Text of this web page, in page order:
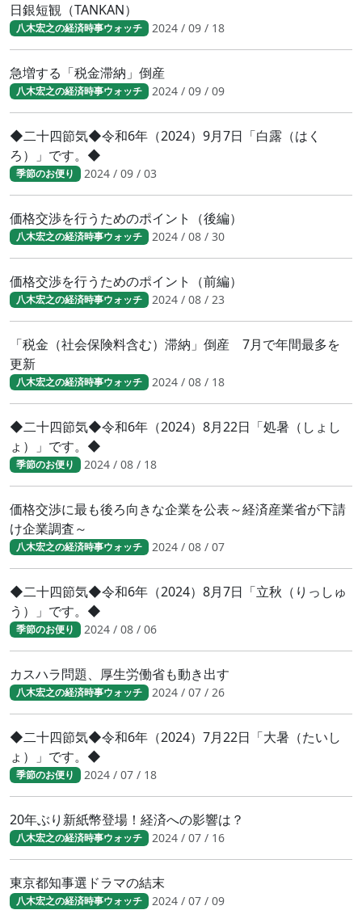
日銀短観（TANKAN）
八木宏之の経済時事ウォッチ 2024 / 09 / 18
急増する「税金滞納」倒産
八木宏之の経済時事ウォッチ 2024 / 09 / 09
◆二十四節気◆令和6年（2024）9月7日「白露（はく
ろ）」です。◆
季節のお便り 2024 / 09 / 03
価格交渉を行うためのポイント（後編）
八木宏之の経済時事ウォッチ 2024 / 08 / 30
価格交渉を行うためのポイント（前編）
八木宏之の経済時事ウォッチ 2024 / 08 / 23
「税金（社会保険料含む）滞納」倒産 7月で年間最多を
更新
八木宏之の経済時事ウォッチ 2024 / 08 / 18
◆二十四節気◆令和6年（2024）8月22日「処暑（しょし
ょ）」です。◆
季節のお便り 2024 / 08 / 18
価格交渉に最も後ろ向きな企業を公表～経済産業省が下請
け企業調査～
八木宏之の経済時事ウォッチ 2024 / 08 / 07
◆二十四節気◆令和6年（2024）8月7日「立秋（りっしゅ
う）」です。◆
季節のお便り 2024 / 08 / 06
カスハラ問題、厚生労働省も動き出す
八木宏之の経済時事ウォッチ 2024 / 07 / 26
◆二十四節気◆令和6年（2024）7月22日「大暑（たいし
ょ）」です。◆
季節のお便り 2024 / 07 / 18
20年ぶり新紙幣登場！経済への影響は？
八木宏之の経済時事ウォッチ 2024 / 07 / 16
東京都知事選ドラマの結末
八木宏之の経済時事ウォッチ 2024 / 07 / 09